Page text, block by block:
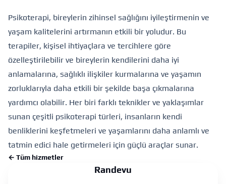
Psikoterapi, bireylerin zihinsel sağlığını iyileştirmenin ve
yaşam kalitelerini artırmanın etkili bir yoludur. Bu
terapiler, kişisel ihtiyaçlara ve tercihlere göre
özelleştirilebilir ve bireylerin kendilerini daha iyi
anlamalarına, sağlıklı ilişkiler kurmalarına ve yaşamın
zorluklarıyla daha etkili bir şekilde başa çıkmalarına
yardımcı olabilir. Her biri farklı teknikler ve yaklaşımlar
sunan çeşitli psikoterapi türleri, insanların kendi
benliklerini keşfetmeleri ve yaşamlarını daha anlamlı ve
tatmin edici hale getirmeleri için güçlü araçlar sunar.
← Tüm hizmetler
Randevu